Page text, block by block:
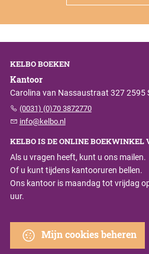
KELBO BOEKEN
Kantoor
Carolina van Nassaustraat 327 2595
(0031) (0)70 3872770
info@kelbo.nl
KELBO IS DE ONLINE BOEKWINKEL
Als u vragen heeft, kunt u ons mailen.
Of u kunt tijdens kantooruren bellen.
Ons kantoor is maandag tot vrijdag
uur.
Mijn cookies beheren